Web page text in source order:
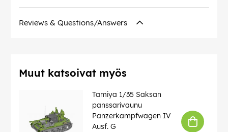
Reviews & Questions/Answers
Muut katsoivat myös
Tamiya 1/35 Saksan
panssarivaunu
Panzerkampfwagen IV
Ausf. G